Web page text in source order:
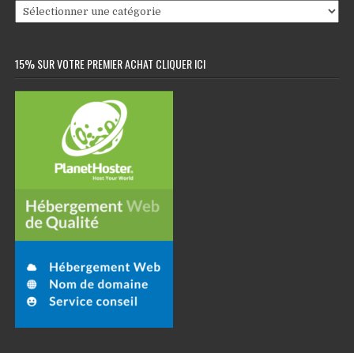
Catégories
15% SUR VOTRE PREMIER ACHAT CLIQUER ICI